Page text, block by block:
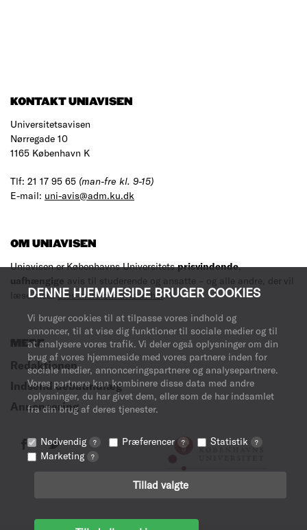
DENNE HJEMMESIDE BRUGER COOKIES
Vi bruger cookies til at tilpasse vores indhold og
annoncer, til at vise dig funktioner til sociale medier og til
at analysere vores trafik. Vi deler også oplysninger om din
brug af vores hjemmeside med vores partnere inden for
sociale medier, annonceringspartnere og analysepartnere.
Vores partnere kan kombinere disse data med andre
oplysninger, du har givet dem, eller som de har indsamlet
fra din brug af deres tjenester.
Nødvendig ? Præferencer ? Statistik ?
Marketing ?
Tillad valgte
KONTAKT UNIAVISEN
Universitetsavisen
Nørregade 10
1165 København K
Tlf: 21 17 95 65 (man-fre kl. 9-15)
E-mail: uni-avis@adm.ku.dk
OM UNIAVISEN
Uniavisen er Københavns Universitetsprisvindende,
uafhængige avis til studerende og ansatte – og alle andre, der vil
læse med.Læs mere om avisen her.
MERE
Redaktionen
Indsend debatindlæg
Annoncering